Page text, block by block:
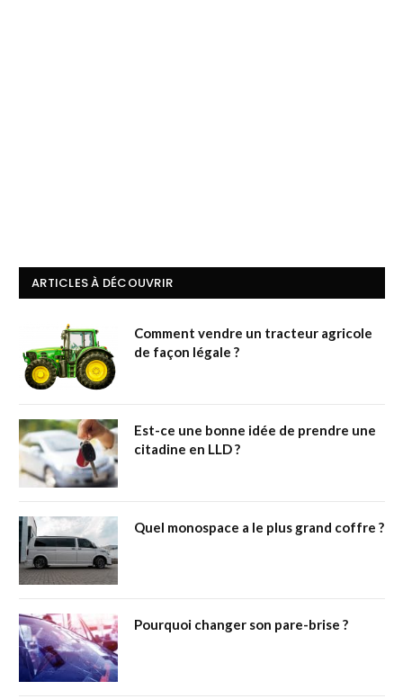
ARTICLES À DÉCOUVRIR
Comment vendre un tracteur agricole
de façon légale ?
Est-ce une bonne idée de prendre une
citadine en LLD ?
Quel monospace a le plus grand coffre ?
Pourquoi changer son pare-brise ?